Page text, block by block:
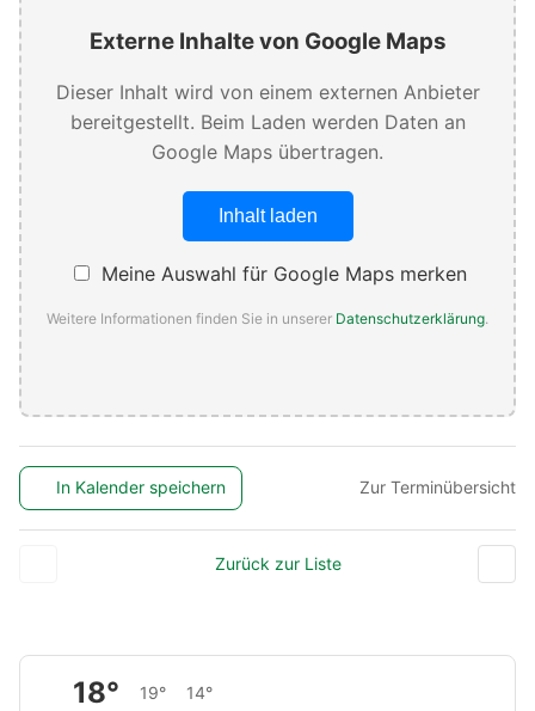
Externe Inhalte von Google Maps
Dieser Inhalt wird von einem externen Anbieter
bereitgestellt. Beim Laden werden Daten an
Google Maps übertragen.
Inhalt laden
Meine Auswahl für Google Maps merken
Weitere Informationen finden Sie in unserer Datenschutzerklärung.
In Kalender speichern Zur Terminübersicht
Zurück zur Liste
18° 19° 14°